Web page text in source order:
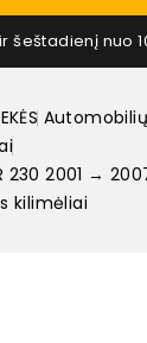
šeštadienį nuo
R 230 2001 →
kilimėliai